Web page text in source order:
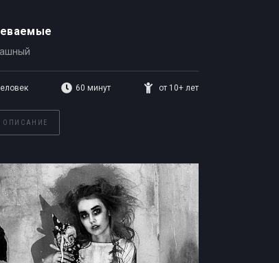
60 минут от 10+ лет
ОПИСАНИЕ